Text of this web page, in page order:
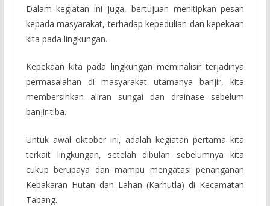
Dalam kegiatan ini juga, bertujuan menitipkan pesan
kepada masyarakat, terhadap kepedulian dan kepekaan
kita pada lingkungan.
Kepekaan kita pada lingkungan meminalisir terjadinya
permasalahan di masyarakat utamanya banjir, kita
membersihkan aliran sungai dan drainase sebelum
banjir tiba.
Untuk awal oktober ini, adalah kegiatan pertama kita
terkait lingkungan, setelah dibulan sebelumnya kita
cukup berupaya dan mampu mengatasi penanganan
Kebakaran Hutan dan Lahan (Karhutla) di Kecamatan
Tabang.